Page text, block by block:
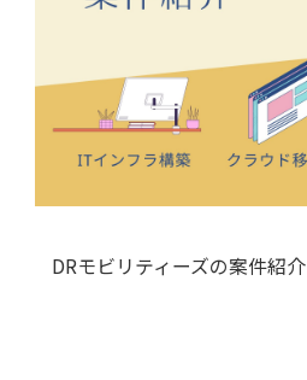
DRモビリティーズの案件紹介